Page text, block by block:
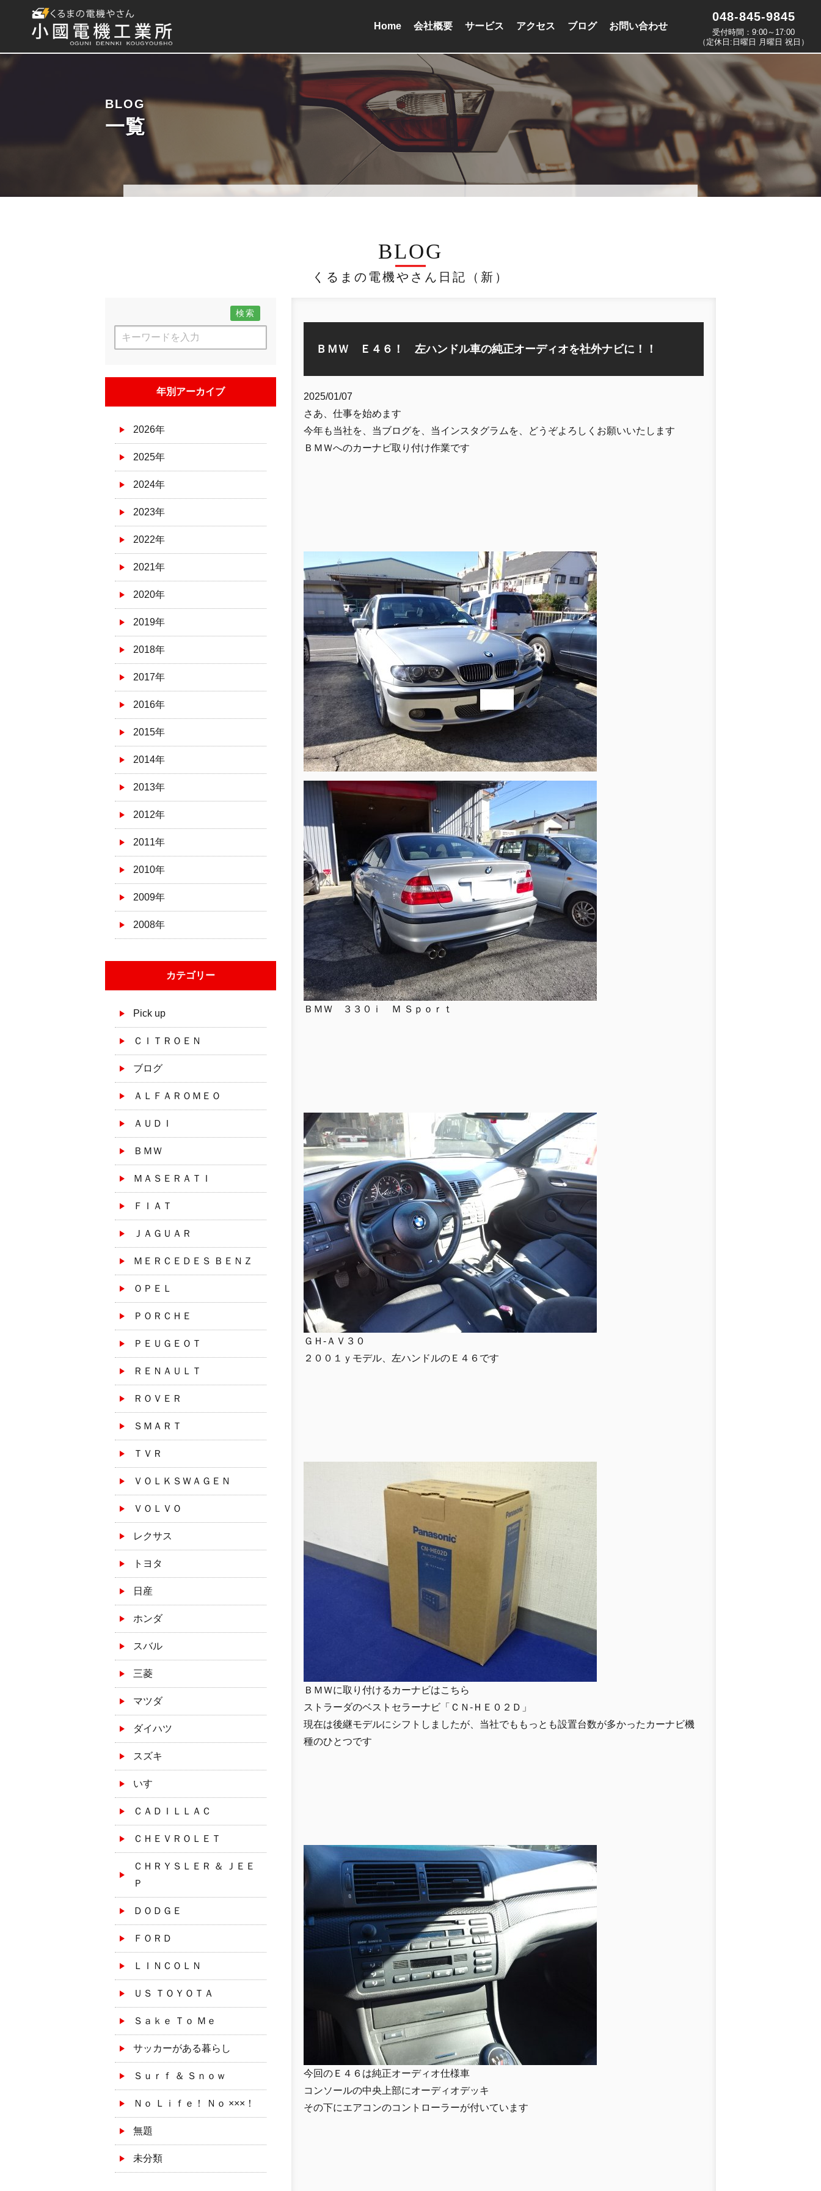
Home 会社概要 サービス アクセス ブログ お問い合わせ
048-845-9845
受付時間：9:00～17:00
（定休日:日曜日 月曜日 祝日）
BLOG
一覧
BLOG
くるまの電機やさん日記（新）
検索
年別アーカイブ
2026年
2025年
2024年
2023年
2022年
2021年
2020年
2019年
2018年
2017年
2016年
2015年
2014年
2013年
2012年
2011年
2010年
2009年
2008年
カテゴリー
Pick up
ＣＩＴＲＯＥＮ
ブログ
ＡＬＦＡＲＯＭＥＯ
ＡＵＤＩ
ＢＭＷ
ＭＡＳＥＲＡＴＩ
ＦＩＡＴ
ＪＡＧＵＡＲ
ＭＥＲＣＥＤＥＳ ＢＥＮＺ
ＯＰＥＬ
ＰＯＲＣＨＥ
ＰＥＵＧＥＯＴ
ＲＥＮＡＵＬＴ
ＲＯＶＥＲ
ＳＭＡＲＴ
ＴＶＲ
ＶＯＬＫＳＷＡＧＥＮ
ＶＯＬＶＯ
レクサス
トヨタ
日産
ホンダ
スバル
三菱
マツダ
ダイハツ
スズキ
いすゞ
ＣＡＤＩＬＬＡＣ
ＣＨＥＶＲＯＬＥＴ
ＣＨＲＹＳＬＥＲ ＆ ＪＥＥ
Ｐ
ＤＯＤＧＥ
ＦＯＲＤ
ＬＩＮＣＯＬＮ
ＵＳ ＴＯＹＯＴＡ
Ｓａｋｅ Ｔｏ Ｍｅ
サッカーがある暮らし
Ｓｕｒｆ ＆ Ｓｎｏｗ
Ｎｏ Ｌｉｆｅ！ Ｎｏ ×××！
無題
未分類
ＢＭＷ Ｅ４６！ 左ハンドル車の純正オーディオを社外ナビに！！
2025/01/07
さあ、仕事を始めます
今年も当社を、当ブログを、当インスタグラムを、どうぞよろしくお願いいたします
ＢＭＷへのカーナビ取り付け作業です
ＢＭＷ ３３０ｉ Ｍ Ｓｐｏｒｔ
ＧＨ-ＡＶ３０
２００１ｙモデル、左ハンドルのＥ４６です
ＢＭＷに取り付けるカーナビはこちら
ストラーダのベストセラーナビ「ＣＮ-ＨＥ０２Ｄ」
現在は後継モデルにシフトしましたが、当社でももっとも設置台数が多かったカーナビ機
種のひとつです
今回のＥ４６は純正オーディオ仕様車
コンソールの中央上部にオーディオデッキ
その下にエアコンのコントローラーが付いています